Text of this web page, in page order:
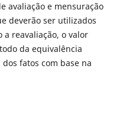
avaliação e mensuração
deverão ser utilizados
a reavaliação, o valor
da equivalência
fatos com base na